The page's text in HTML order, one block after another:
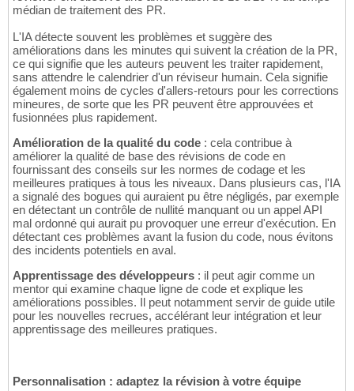
médian de traitement des PR.
L'IA détecte souvent les problèmes et suggère des
améliorations dans les minutes qui suivent la création de la PR,
ce qui signifie que les auteurs peuvent les traiter rapidement,
sans attendre le calendrier d'un réviseur humain. Cela signifie
également moins de cycles d'allers-retours pour les corrections
mineures, de sorte que les PR peuvent être approuvées et
fusionnées plus rapidement.
Amélioration de la qualité du code : cela contribue à
améliorer la qualité de base des révisions de code en
fournissant des conseils sur les normes de codage et les
meilleures pratiques à tous les niveaux. Dans plusieurs cas, l'IA
a signalé des bogues qui auraient pu être négligés, par exemple
en détectant un contrôle de nullité manquant ou un appel API
mal ordonné qui aurait pu provoquer une erreur d'exécution. En
détectant ces problèmes avant la fusion du code, nous évitons
des incidents potentiels en aval.
Apprentissage des développeurs : il peut agir comme un
mentor qui examine chaque ligne de code et explique les
améliorations possibles. Il peut notamment servir de guide utile
pour les nouvelles recrues, accélérant leur intégration et leur
apprentissage des meilleures pratiques.
Personnalisation : adaptez la révision à votre équipe